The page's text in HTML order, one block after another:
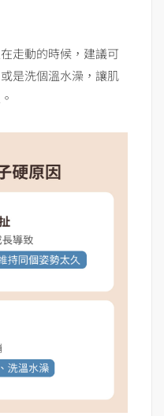
走動的時候，建議可
是洗個溫水澡，讓肌